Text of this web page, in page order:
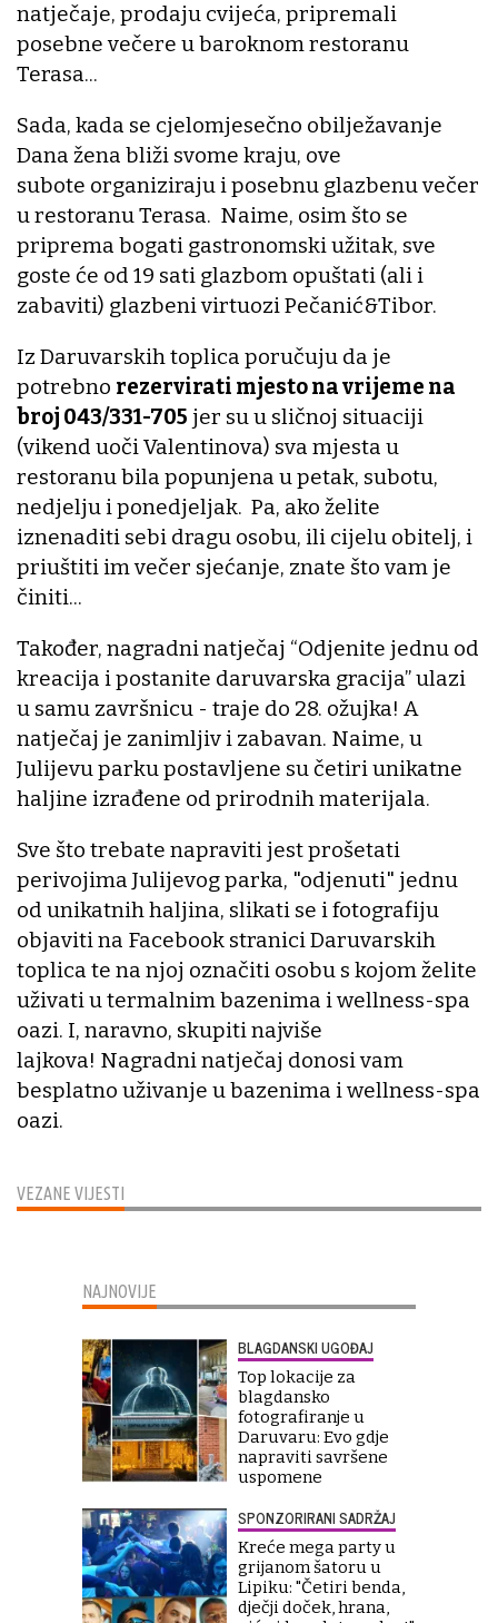
VEZANE VIJESTI
natječaje, prodaju cvijeća, pripremali
posebne večere u baroknom restoranu
Terasa...
Sada, kada se cjelomjesečno obilježavanje
Dana žena bliži svome kraju, ove
subote organiziraju i posebnu glazbenu večer
u restoranu Terasa. Naime, osim što se
priprema bogati gastronomski užitak, sve
goste će od 19 sati glazbom opuštati (ali i
zabaviti) glazbeni virtuozi Pečanić&Tibor.
Iz Daruvarskih toplica poručuju da je
potrebno rezervirati mjesto na vrijeme na
broj 043/331-705 jer su u sličnoj situaciji
(vikend uoči Valentinova) sva mjesta u
restoranu bila popunjena u petak, subotu,
nedjelju i ponedjeljak. Pa, ako želite
iznenaditi sebi dragu osobu, ili cijelu obitelj, i
priuštiti im večer sjećanje, znate što vam je
činiti...
Također, nagradni natječaj “Odjenite jednu od
kreacija i postanite daruvarska gracija” ulazi
u samu završnicu - traje do 28. ožujka! A
natječaj je zanimljiv i zabavan. Naime, u
Julijevu parku postavljene su četiri unikatne
haljine izrađene od prirodnih materijala.
Sve što trebate napraviti jest prošetati
perivojima Julijevog parka, "odjenuti" jednu
od unikatnih haljina, slikati se i fotografiju
objaviti na Facebook stranici Daruvarskih
toplica te na njoj označiti osobu s kojom želite
uživati u termalnim bazenima i wellness-spa
oazi. I, naravno, skupiti najviše
lajkova! Nagradni natječaj donosi vam
besplatno uživanje u bazenima i wellness-spa
oazi.
NAJNOVIJE
BLAGDANSKI UGOĐAJ
Top lokacije za
blagdansko
fotografiranje u
Daruvaru: Evo gdje
napraviti savršene
uspomene
SPONZORIRANI SADRŽAJ
Kreće mega party u
grijanom šatoru u
Lipiku: "Četiri benda,
dječji doček, hrana,